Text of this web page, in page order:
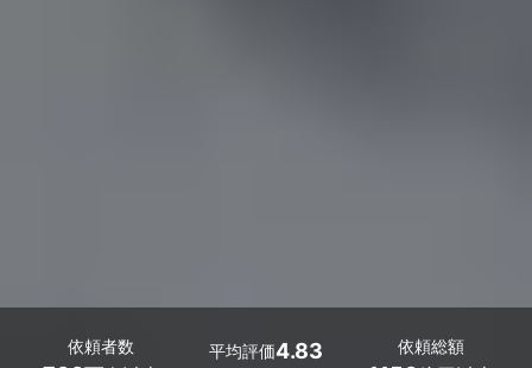
依頼者数 平均評価4.83
依頼総額